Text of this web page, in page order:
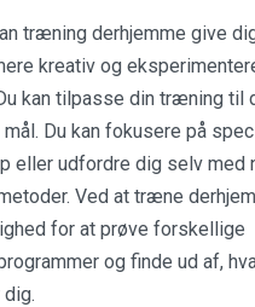
træning derhjemme give
kreativ og
kan tilpasse din træning til
Du kan fokusere på
eller udfordre dig selv med
Ved at træne
for at prøve forskellige
og finde ud af,